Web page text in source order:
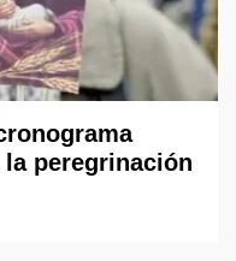
peregrinación